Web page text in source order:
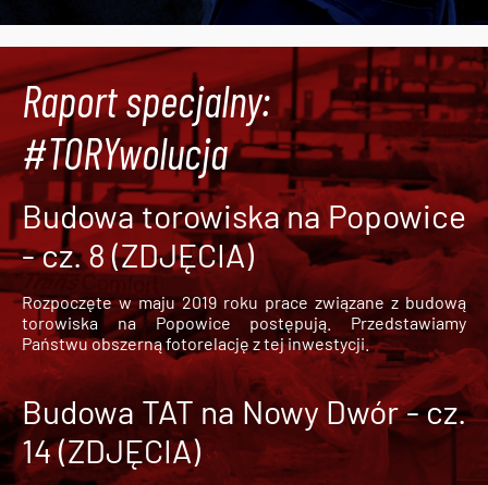
Raport specjalny:
#TORYwolucja
Budowa torowiska na Popowice
- cz. 8 (ZDJĘCIA)
Rozpoczęte w maju 2019 roku prace związane z budową
torowiska na Popowice
postępują. Przedstawiamy
Państwu obszerną fotorelację z tej inwestycji.
Budowa TAT na Nowy Dwór - cz.
14 (ZDJĘCIA)